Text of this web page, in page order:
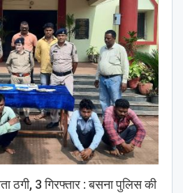
ठगी, 3 गिरफ्तार : बसना पुलिस की